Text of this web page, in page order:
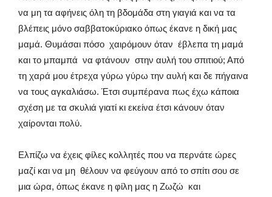
να μη τα αφήνεις όλη τη βδομάδα στη γιαγιά και να τα
βλέπεις μόνο σαββατοκύριακο όπως έκανε η δική μας
μαμά. Θυμάσαι πόσο χαιρόμουν όταν έβλεπα τη μαμά
και το μπαμπά να φτάνουν στην αυλή του σπιτιού; Από
τη χαρά μου έτρεχα γύρω γύρω την αυλή και δε πήγαινα
να τους αγκαλιάσω. Έτσι συμπέρανα πως έχω κάποια
σχέση με τα σκυλιά γιατί κι εκείνα έτσι κάνουν όταν
χαίρονται πολύ.
Ελπίζω να έχεις φίλες κολλητές που να περνάτε ώρες
μαζί και να μη θέλουν να φεύγουν από το σπίτι σου σε
μια ώρα, όπως έκανε η φίλη μας η Ζωζώ και